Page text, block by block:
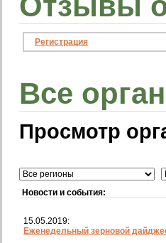
Регистрация
Все
Просмотр
Новости и события:
15.05.2019:
Еженедельный зерновой